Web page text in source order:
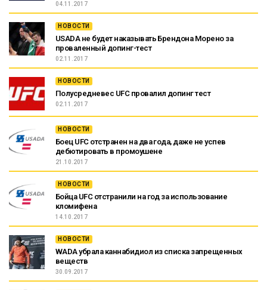
04.11.2017
НОВОСТИ
USADA не будет наказывать Брендона Морено за
проваленный допинг-тест
02.11.2017
НОВОСТИ
Полусредневес UFC провалил допинг тест
02.11.2017
НОВОСТИ
Боец UFC отстранен на два года, даже не успев
дебютировать в промоушене
21.10.2017
НОВОСТИ
Бойца UFC отстранили на год за использование
кломифена
14.10.2017
НОВОСТИ
WADA убрала каннабидиол из списка запрещенных
веществ
30.09.2017